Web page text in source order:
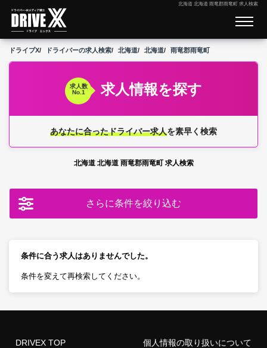
北海道 北海道 雨竜郡雨竜町 求人検索
ドライブX ドライバーの求人検索 北海道 北海道 雨竜郡雨竜町
求人数
No.1
求人情報を探す
あなたに合ったドライバー求人を素早く検索
北海道 北海道 雨竜郡雨竜町 求人検索
さらに条件を絞り込む
条件に合う求人はありませんでした。
条件を変えて再検索してください。
DRIVEX TOP
個人情報の取り扱いについて